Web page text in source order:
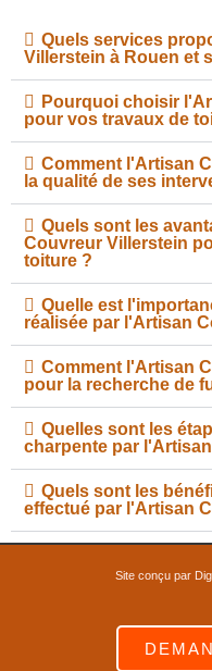
Quels services
Villerstein à Rouen et
Pourquoi choisir
pour vos travaux de
Comment l'Artisan
la qualité de ses
Quels sont les
Couvreur Villerstein
toiture ?
Quelle est
réalisée par l'Artisan
Comment l'Artisan
pour la recherche de
Quelles sont les
charpente par
Quels sont les
effectué par l'Artisan
Site conçu par